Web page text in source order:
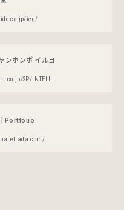
ieg/
ンホンポ イルヨ
https://www.nissan.co.jp/SP/INTELLIGENTPUPPET/
Portfolio